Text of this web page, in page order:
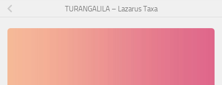
TURANGALILA – Lazarus Taxa